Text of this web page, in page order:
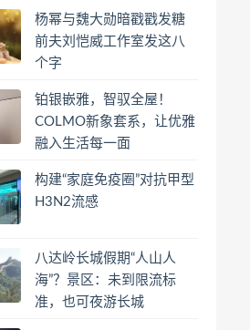
杨幂与魏大勋暗戳戳发糖
前夫刘恺威工作室发这八
个字
铂银嵌雅，智驭全屋！
COLMO新象套系，让优雅
融入生活每一面
构建“家庭免疫圈”对抗甲型
H3N2流感
八达岭长城假期“人山人
海”？景区：未到限流标
准，也可夜游长城